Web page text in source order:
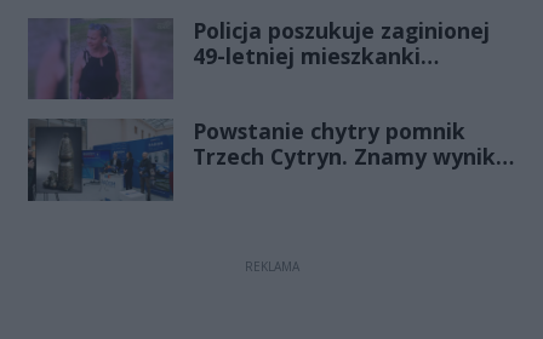
Policja poszukuje zaginionej
49-letniej mieszkanki
Powstanie chytry pomnik
Trzech Cytryn. Znamy wyniki
REKLAMA